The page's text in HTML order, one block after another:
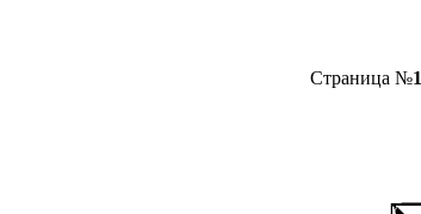
Страница №1